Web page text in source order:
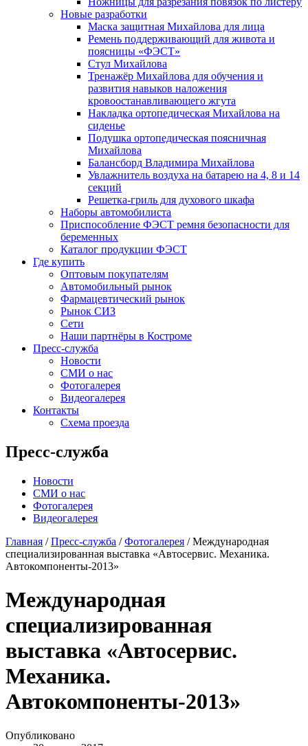
Новые разработки
Маска защитная Михайлова для лица
Ремень поддерживающий для живота и
поясницы «ФЭСТ»
Стул Михайлова
Тренажёр Михайлова для обучения и
развития навыков наложения
кровоостанавливающего жгута
Накладка ортопедическая Михайлова на
сиденье
Подушка ортопедическая поясничная
Михайлова
Балансборд Владимира Михайлова
Увлажнитель воздуха на батарею на 4, 8 и 14
секций
Решетка-гриль для духового шкафа
Наборы автомобилиста
Приспособление ФЭСТ ремня безопасности для
беременных
Каталог продукции ФЭСТ
Где купить
Оптовым покупателям
Автомобильный рынок
Фармацевтический рынок
Рынок СИЗ
Сети
Наши партнёры в Костроме
Пресс-служба
Новости
СМИ о нас
Фотогалерея
Видеогалерея
Контакты
Схема проезда
Пресс-служба
Новости
СМИ о нас
Фотогалерея
Видеогалерея
Главная / Пресс-служба / Фотогалерея / Международная
cпециализированная выставка «Автосервис. Механика.
Автокомпоненты-2013»
Международная
cпециализированная
выставка «Автосервис.
Механика.
Автокомпоненты-2013»
Опубликовано